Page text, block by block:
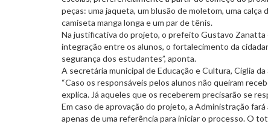
peças: uma jaqueta, um blusão de moletom, uma calça
camiseta manga longa e um par de tênis.
Na justificativa do projeto, o prefeito Gustavo Zanatta
integração entre os alunos, o fortalecimento da
segurança dos estudantes”, aponta.
A secretária municipal de Educação e Cultura, Ciglia
“Caso os responsáveis pelos alunos não queiram
explica. Já aqueles que os receberem precisarão se
Em caso de aprovação do projeto, a Administração
apenas de uma referência para iniciar o processo. O